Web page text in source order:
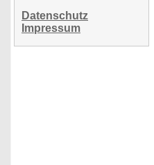
Datenschutz
Impressum